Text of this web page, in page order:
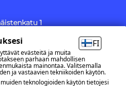
1
7740 600
FI
evästeitä ja muita
parhaan mahdollisen
mainontaa. Valitsemalla
ja vastaavien tekniikoiden käytön.
teknologioiden käytön tietojesi